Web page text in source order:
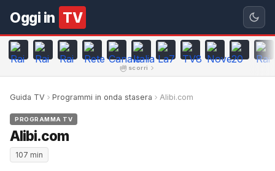
Oggi in TV
scorri
Guida TV Programmi in onda stasera Alibi.com
PROGRAMMA TV
Alibi.com
107 min